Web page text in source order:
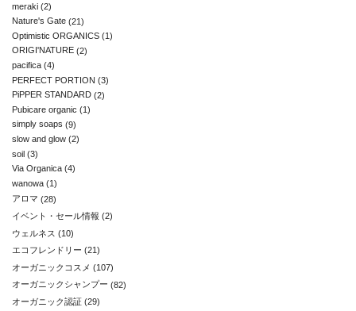
meraki (2)
Nature's Gate (21)
Optimistic ORGANICS (1)
ORIGI'NATURE (2)
pacifica (4)
PERFECT PORTION (3)
PiPPER STANDARD (2)
Pubicare organic (1)
simply soaps (9)
slow and glow (2)
soil (3)
Via Organica (4)
wanowa (1)
アロマ (28)
イベント・セール情報 (2)
ウェルネス (10)
エコフレンドリー (21)
オーガニックコスメ (107)
オーガニックシャンプー (82)
オーガニック認証 (29)